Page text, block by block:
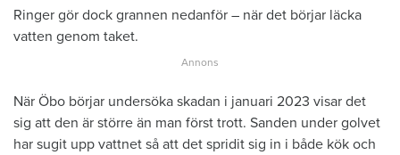
Ringer gör dock grannen nedanför – när det börjar läcka
vatten genom taket.
När Öbo börjar undersöka skadan i januari 2023 visar det
sig att den är större än man först trott. Sanden under golvet
har sugit upp vattnet så att det spridit sig in i både kök och